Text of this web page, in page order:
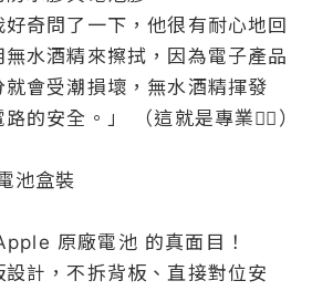
奇問了一下，他很有耐心地回
水酒精來擦拭，因為電子產品
會受潮損壞，無水酒精揮發
的安全。」 （這就是專業👍🏻）
池盒裝
原廠電池 的真面目！
計，不拆背板、直接對位安